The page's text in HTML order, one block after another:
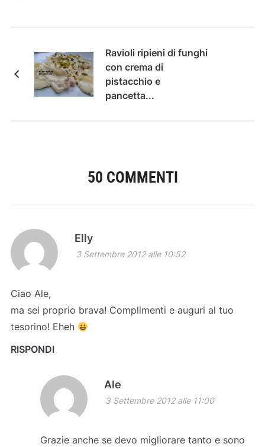
Ravioli ripieni di funghi
con crema di
pistacchio e
pancetta...
50 COMMENTI
Elly
3 Settembre 2012 alle 10:52
Ciao Ale,
ma sei proprio brava! Complimenti e auguri al tuo
tesorino! Eheh
RISPONDI
Ale
3 Settembre 2012 alle 11:00
Grazie anche se devo migliorare tanto e sono